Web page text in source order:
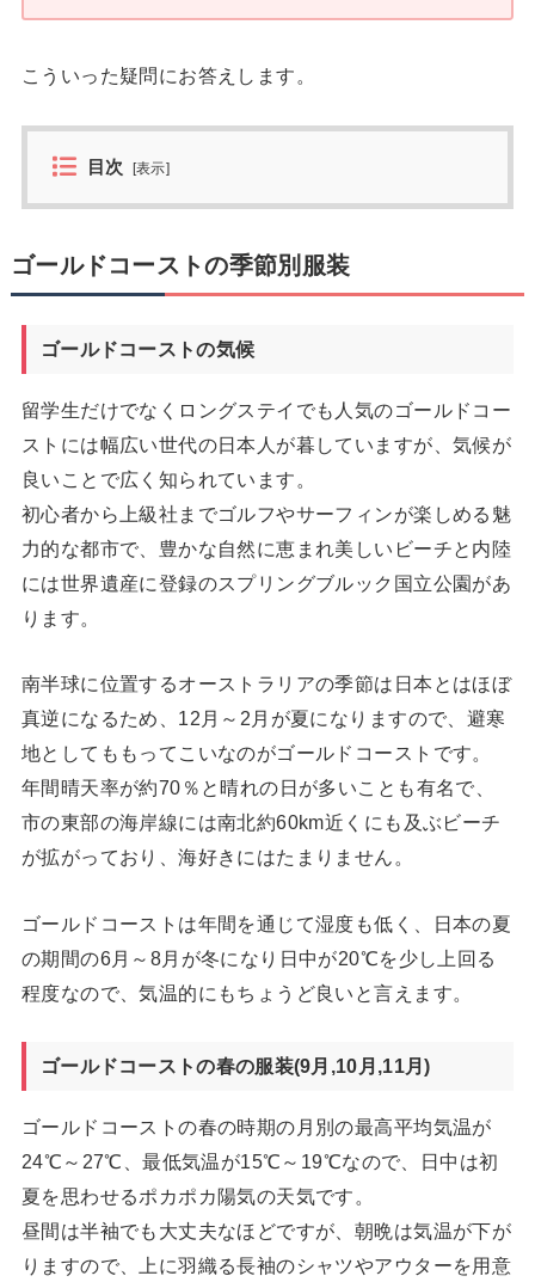
こういった疑問にお答えします。
目次 [表示]
ゴールドコーストの季節別服装
ゴールドコーストの気候
留学生だけでなくロングステイでも人気のゴールドコー
ストには幅広い世代の日本人が暮していますが、気候が
良いことで広く知られています。
初心者から上級社までゴルフやサーフィンが楽しめる魅
力的な都市で、豊かな自然に恵まれ美しいビーチと内陸
には世界遺産に登録のスプリングブルック国立公園があ
ります。
南半球に位置するオーストラリアの季節は日本とはほぼ
真逆になるため、12月～2月が夏になりますので、避寒
地としてももってこいなのがゴールドコーストです。
年間晴天率が約70％と晴れの日が多いことも有名で、
市の東部の海岸線には南北約60km近くにも及ぶビーチ
が拡がっており、海好きにはたまりません。
ゴールドコーストは年間を通じて湿度も低く、日本の夏
の期間の6月～8月が冬になり日中が20℃を少し上回る
程度なので、気温的にもちょうど良いと言えます。
ゴールドコーストの春の服装(9月,10月,11月)
ゴールドコーストの春の時期の月別の最高平均気温が
24℃～27℃、最低気温が15℃～19℃なので、日中は初
夏を思わせるポカポカ陽気の天気です。
昼間は半袖でも大丈夫なほどですが、朝晩は気温が下が
りますので、上に羽織る長袖のシャツやアウターを用意